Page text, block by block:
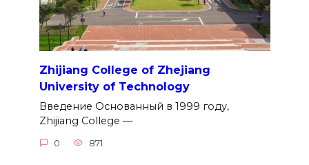
Zhijiang College of Zhejiang
University of Technology
Введение Основанный в 1999 году,
Zhijiang College —
0 871